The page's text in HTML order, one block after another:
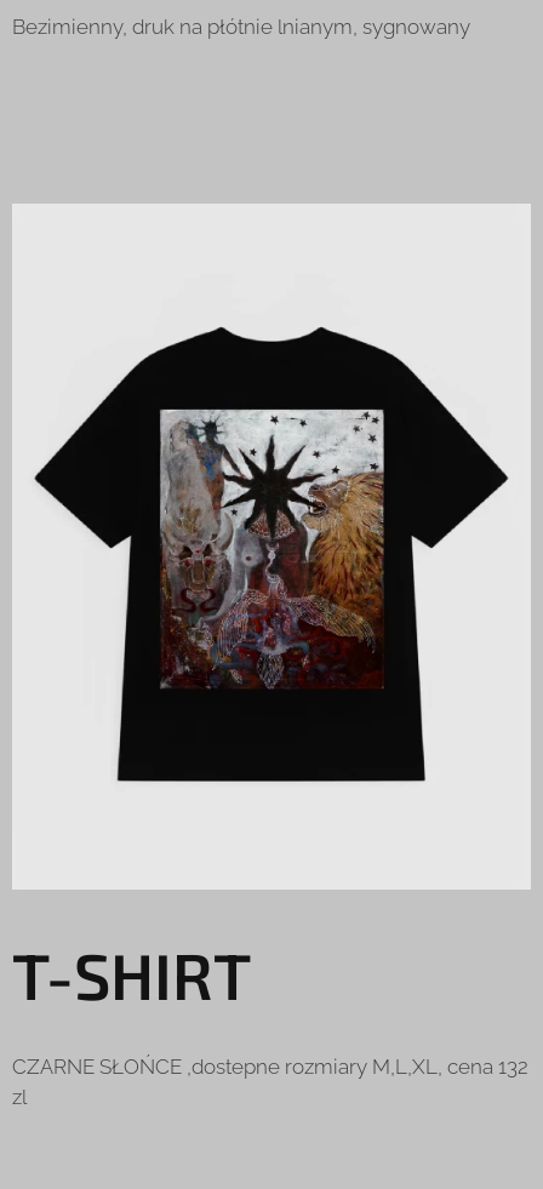
Bezimienny, druk na płótnie lnianym, sygnowany
T-SHIRT
CZARNE SŁOŃCE ,dostepne rozmiary M,L,XL, cena 132
zl